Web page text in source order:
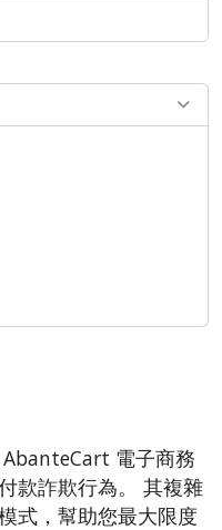
電子商務
款詐欺行為。 其複雜
式，幫助您最大限度